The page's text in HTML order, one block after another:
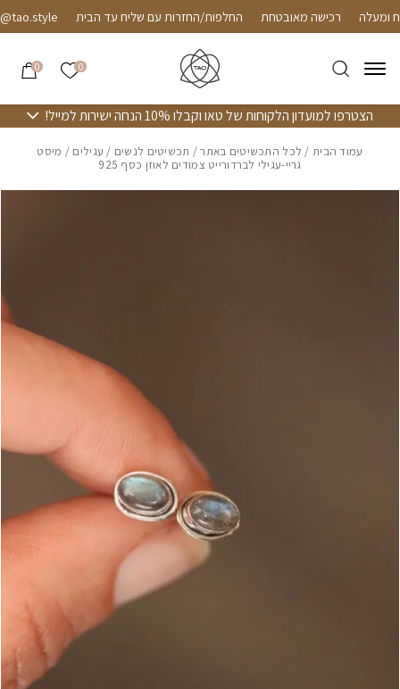
Skip to Contentרכישה מאובטחת החלפות/החזרות עם שליח עד הבית
0 הרשימה
0
הצטרפו למועדון הלקוחות של טאו וקבלו 10% הנחה ישירות למייל!
עמוד הבית/ לכל התכשיטים באתר/ תכשיטים לנשים / עגילים / מיסט
גריי-עגילי לברדורייט צמודים לאוזן כסף 925
אזל מהמלאי
בחזרה למעלה